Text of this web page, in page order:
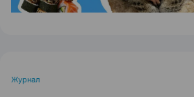
Журнал